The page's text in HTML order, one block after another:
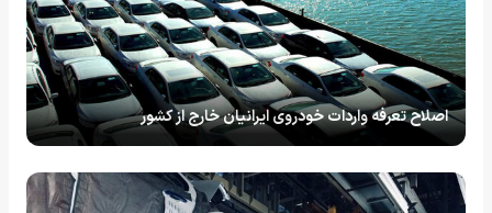
اصلاح تعرفه واردات خودروی ایرانیان خارج از کشور